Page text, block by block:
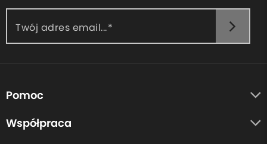
Twój adres email...
Pomoc
O nas
Współpraca